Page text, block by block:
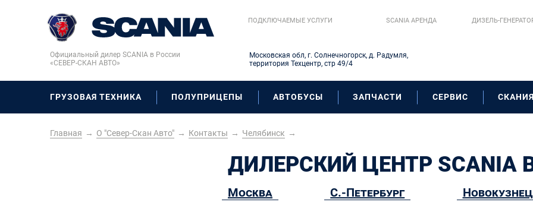
Официальный дилер SCANIA в России
«СЕВЕР-СКАН АВТО»
ПОДКЛЮЧАЕМЫЕ УСЛУГИ SCANIA AРЕНДА ДИЗЕЛЬ-
Московская обл, г. Солнечногорск, д. Радумля,
территория Техцентр, стр 49/4
ГРУЗОВАЯ ТЕХНИКА ПОЛУПРИЦЕПЫ АВТОБУСЫ ЗАПЧАСТИ СЕРВИС
Главная → О "Север-Скан Авто" → Контакты → Челябинск →
ДИЛЕРСКИЙ ЦЕНТР SCANIA
Москва С.-Петербург